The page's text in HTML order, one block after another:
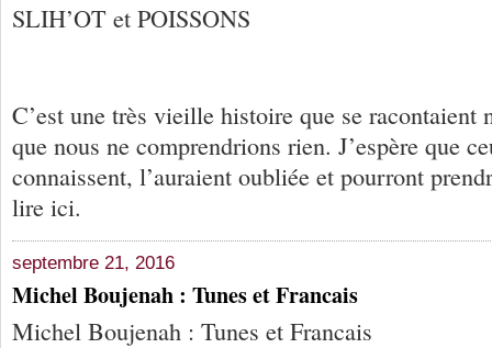
SLIH’OT et POISSONS
C’est une très vieille histoire que se racontaient
que nous ne comprendrions rien. J’espère que
connaissent, l’auraient oubliée et pourront
lire ici.
septembre 21, 2016
Michel Boujenah : Tunes et Francais
Michel Boujenah : Tunes et Francais